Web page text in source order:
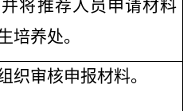
将推荐人员申请材料
培养处。
织审核申报材料。